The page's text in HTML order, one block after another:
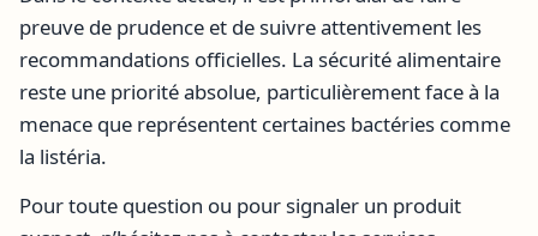
preuve de prudence et de suivre attentivement les
recommandations officielles. La sécurité alimentaire
reste une priorité absolue, particulièrement face à la
menace que représentent certaines bactéries comme
la listéria.
Pour toute question ou pour signaler un produit